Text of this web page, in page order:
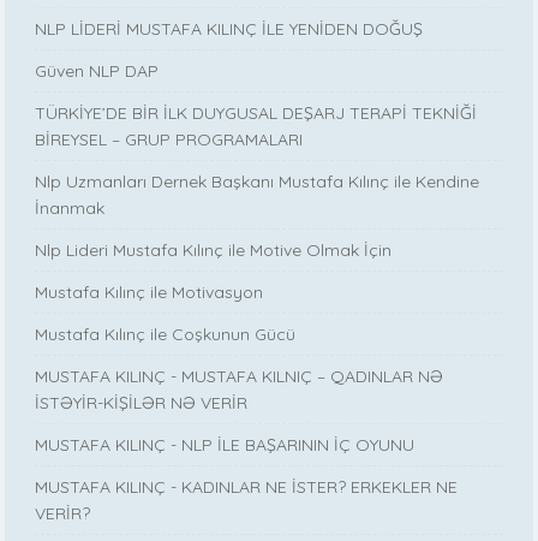
NLP LİDERİ MUSTAFA KILINÇ İLE YENİDEN DOĞUŞ
Güven NLP DAP
TÜRKİYE’DE BİR İLK DUYGUSAL DEŞARJ TERAPİ TEKNİĞİ
BİREYSEL – GRUP PROGRAMALARI
Nlp Uzmanları Dernek Başkanı Mustafa Kılınç ile Kendine
İnanmak
Nlp Lideri Mustafa Kılınç ile Motive Olmak İçin
Mustafa Kılınç ile Motivasyon
Mustafa Kılınç ile Coşkunun Gücü
MUSTAFA KILINÇ - MUSTAFA KILNIÇ – QADINLAR NƏ
İSTƏYİR-KİŞİLƏR NƏ VERİR
MUSTAFA KILINÇ - NLP İLE BAŞARININ İÇ OYUNU
MUSTAFA KILINÇ - KADINLAR NE İSTER? ERKEKLER NE
VERİR?